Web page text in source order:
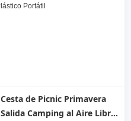
Cesta de Picnic Primavera
Salida Camping al Aire Libre